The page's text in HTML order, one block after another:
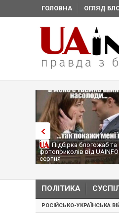
ГОЛОВНА ОГЛЯД
Підбірка блогожаб та
фотоприколів від
серпня
ПОЛІТИКА
РОСІЙСЬКО-УКРАЇНСЬКА